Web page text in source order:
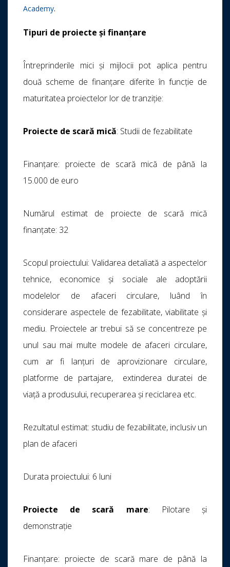
Academy.
Tipuri de proiecte și finanțare
Întreprinderile mici și mijlocii pot aplica pentru
două scheme de finanțare diferite în funcție de
maturitatea proiectelor lor de tranziție:
Proiecte de scară mică: Studii de fezabilitate
Finanțare: proiecte de scară mică de până la
15.000 de euro
Numărul estimat de proiecte de scară mică
finanțate: 32
Scopul proiectului: Validarea detaliată a aspectelor
tehnice, economice și sociale ale adoptării
modelelor de afaceri circulare, luând în
considerare aspectele de fezabilitate, viabilitate și
mediu. Proiectele ar trebui să se concentreze pe
unul sau mai multe modele de afaceri circulare,
cum ar fi lanțuri de aprovizionare circulare,
platforme de partajare, extinderea duratei de
viață a produsului, recuperarea și reciclarea etc.
Rezultatul estimat: studiu de fezabilitate, inclusiv un
plan de afaceri
Durata proiectului: 6 luni
Proiecte de scară mare: Pilotare și
demonstrație
Finanțare: proiecte de scară mare de până la